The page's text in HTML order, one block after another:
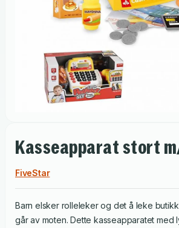
Kasseapparat stort
FiveStar
Barn elsker rolleleker og det å leke
går av moten. Dette kasseapparatet med